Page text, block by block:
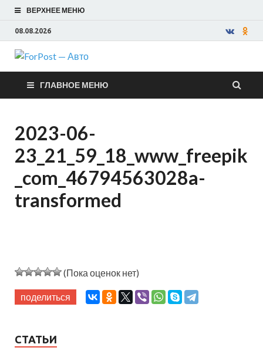
ВЕРХНЕЕ МЕНЮ
08.08.2026
ForPost —
Авто
ГЛАВНОЕ МЕНЮ
2023-06-
23_21_59_18_www_freepik
_com_46794563028a-
transformed
(Пока оценок нет)
поделиться
СТАТЬИ